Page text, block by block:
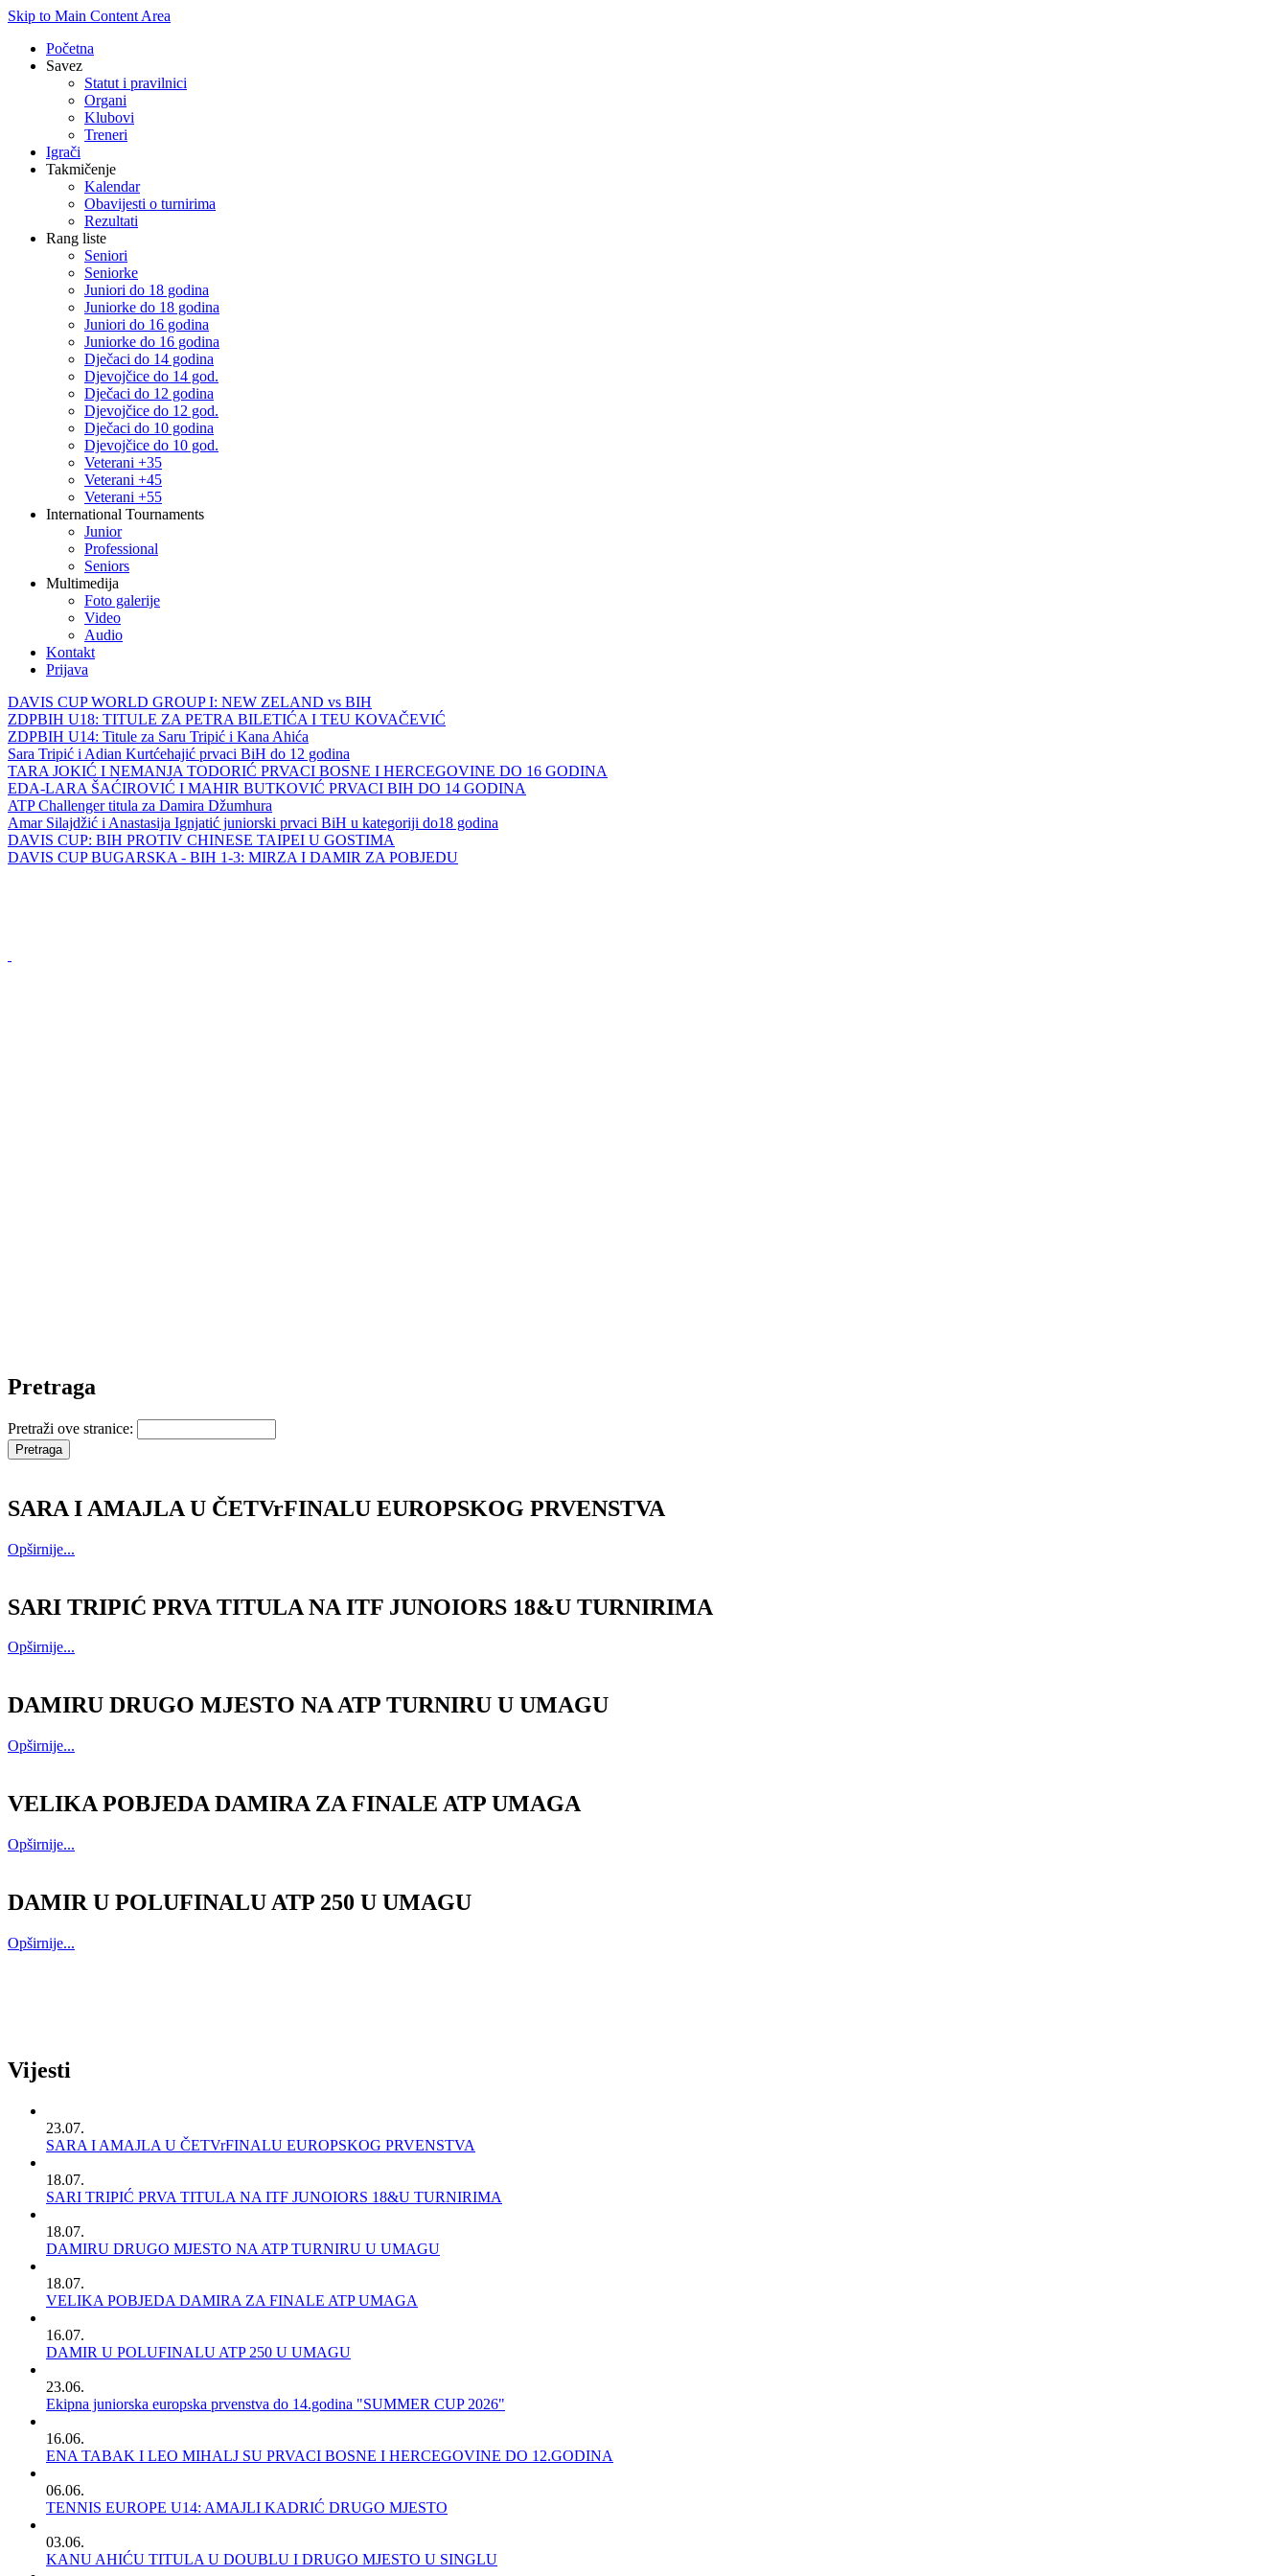
Skip to Main Content Area
Početna
Savez
Statut i pravilnici
Organi
Klubovi
Treneri
Igrači
Takmičenje
Kalendar
Obavijesti o turnirima
Rezultati
Rang liste
Seniori
Seniorke
Juniori do 18 godina
Juniorke do 18 godina
Juniori do 16 godina
Juniorke do 16 godina
Dječaci do 14 godina
Djevojčice do 14 god.
Dječaci do 12 godina
Djevojčice do 12 god.
Dječaci do 10 godina
Djevojčice do 10 god.
Veterani +35
Veterani +45
Veterani +55
International Tournaments
Junior
Professional
Seniors
Multimedija
Foto galerije
Video
Audio
Kontakt
Prijava
DAVIS CUP WORLD GROUP I: NEW ZELAND vs BIH
ZDPBIH U18: TITULE ZA PETRA BILETIĆA I TEU KOVAČEVIĆ
ZDPBIH U14: Titule za Saru Tripić i Kana Ahića
Sara Tripić i Adian Kurtćehajić prvaci BiH do 12 godina
TARA JOKIĆ I NEMANJA TODORIĆ PRVACI BOSNE I HERCEGOVINE DO 16 GODINA
EDA-LARA ŠAĆIROVIĆ I MAHIR BUTKOVIĆ PRVACI BIH DO 14 GODINA
ATP Challenger titula za Damira Džumhura
Amar Silajdžić i Anastasija Ignjatić juniorski prvaci BiH u kategoriji do18 godina
DAVIS CUP: BIH PROTIV CHINESE TAIPEI U GOSTIMA
DAVIS CUP BUGARSKA - BIH 1-3: MIRZA I DAMIR ZA POBJEDU
Pretraga
Pretraži ove stranice:
SARA I AMAJLA U ČETVrFINALU EUROPSKOG PRVENSTVA
Opširnije...
SARI TRIPIĆ PRVA TITULA NA ITF JUNOIORS 18&U TURNIRIMA
Opširnije...
DAMIRU DRUGO MJESTO NA ATP TURNIRU U UMAGU
Opširnije...
VELIKA POBJEDA DAMIRA ZA FINALE ATP UMAGA
Opširnije...
DAMIR U POLUFINALU ATP 250 U UMAGU
Opširnije...
Vijesti
23.07.
SARA I AMAJLA U ČETVrFINALU EUROPSKOG PRVENSTVA
18.07.
SARI TRIPIĆ PRVA TITULA NA ITF JUNOIORS 18&U TURNIRIMA
18.07.
DAMIRU DRUGO MJESTO NA ATP TURNIRU U UMAGU
18.07.
VELIKA POBJEDA DAMIRA ZA FINALE ATP UMAGA
16.07.
DAMIR U POLUFINALU ATP 250 U UMAGU
23.06.
Ekipna juniorska europska prvenstva do 14.godina "SUMMER CUP 2026"
16.06.
ENA TABAK I LEO MIHALJ SU PRVACI BOSNE I HERCEGOVINE DO 12.GODINA
06.06.
TENNIS EUROPE U14: AMAJLI KADRIĆ DRUGO MJESTO
03.06.
KANU AHIĆU TITULA U DOUBLU I DRUGO MJESTO U SINGLU